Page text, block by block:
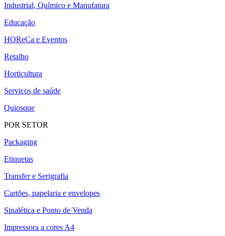
Industrial, Químico e Manufatura
Educação
HOReCa e Eventos
Retalho
Horticultura
Serviços de saúde
Quiosque
POR SETOR
Packaging
Etiquetas
Transfer e Serigrafia
Cartões, papelaria e envelopes
Sinalética e Ponto de Venda
Impressora a cores A4